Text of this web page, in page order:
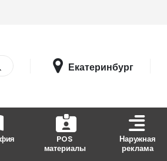
Екатеринбург
POS
материалы
Наружная
реклама